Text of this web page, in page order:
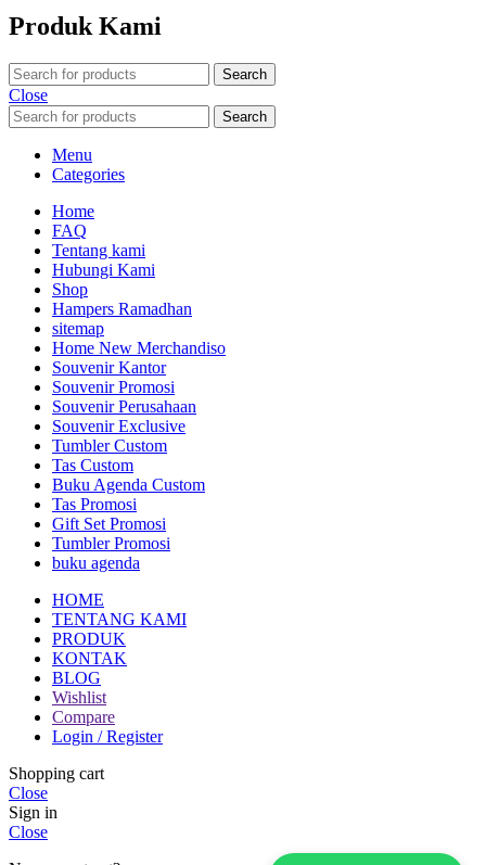
Produk Kami
Search
Close
Search
Menu
Categories
Home
FAQ
Tentang kami
Hubungi Kami
Shop
Hampers Ramadhan
sitemap
Home New Merchandiso
Souvenir Kantor
Souvenir Promosi
Souvenir Perusahaan
Souvenir Exclusive
Tumbler Custom
Tas Custom
Buku Agenda Custom
Tas Promosi
Gift Set Promosi
Tumbler Promosi
buku agenda
HOME
TENTANG KAMI
PRODUK
KONTAK
BLOG
Wishlist
Compare
Login / Register
Shopping cart
Close
Sign in
Close